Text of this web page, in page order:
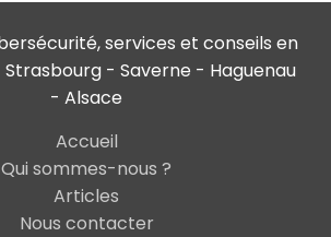
services et conseils en
- Saverne - Haguenau
- Alsace
Accueil
Qui sommes-nous ?
Articles
Nous contacter